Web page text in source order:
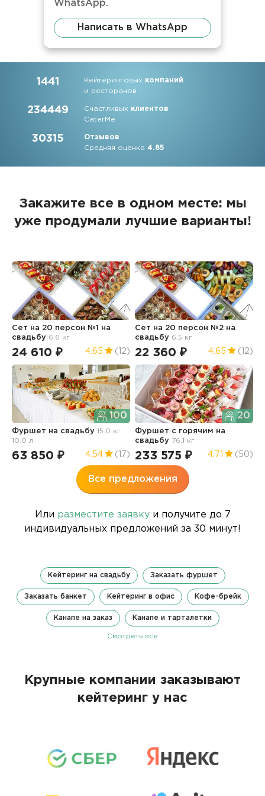
WhatsApp.
Написать в WhatsApp
1441 Кейтеринговых компаний
и ресторанов
234449 Счастливых клиентов
CaterMe
30315
Отзывов
Средняя оценка4.85
Закажите все в одном месте: мы
уже продумали лучшие варианты!
Сет на 20 персон №1 на
свадьбу 6.6 кг
24 610 ₽ 4.65 (12)
Сет на 20 персон №2 на
свадьбу 6.5 кг
22 360 ₽ 4.65 (12)
100
Фуршет на свадьбу 15.0 кг
10.0 л
63 850 ₽ 4.54 (17)
20
Фуршет с горячим на
свадьбу 76.1 кг
233 575 ₽ 4.71 (50)
Все предложения
Или разместите заявкуи получите до 7
индивидуальных предложений за 30 минут!
Кейтеринг на свадьбу Заказать фуршет
Заказать банкет Кейтеринг в офис Кофе-брейк
Канапе на заказ Канапе и тарталетки
Смотреть все
Крупные компании заказывают
кейтеринг у нас